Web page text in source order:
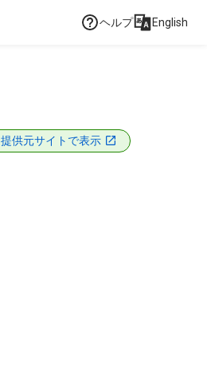
ヘルプ English
提供元サイトで表示